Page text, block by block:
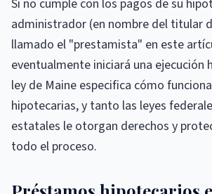
Si no cumple con los pagos de su
administrador (en nombre del titular
llamado el "prestamista" en este
eventualmente iniciará una ejecución
ley de Maine especifica cómo
hipotecarias, y tanto las leyes
estatales le otorgan derechos y
todo el proceso.